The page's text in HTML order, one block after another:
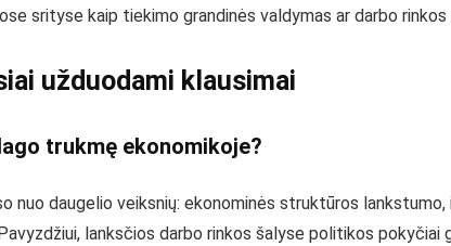
srityse kaip tiekimo grandinės valdymas ar darbo
užduodami klausimai
trukmę ekonomikoje?
nuo daugelio veiksnių: ekonominės struktūros
lanksčios darbo rinkos šalyse politikos pokyčiai